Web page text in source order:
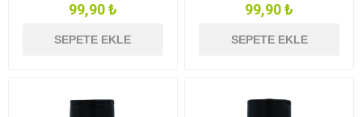
99,90 ₺
SEPETE EKLE
99,90 ₺
SEPETE EKLE